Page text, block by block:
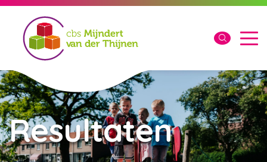
Laden...
Resultaten